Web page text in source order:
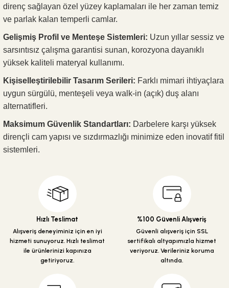
direnç sağlayan özel yüzey kaplamaları ile her zaman temiz
ve parlak kalan temperli camlar.
Gelişmiş Profil ve Menteşe Sistemleri: Uzun yıllar sessiz ve
sarsıntısız çalışma garantisi sunan, korozyona dayanıklı
yüksek kaliteli materyal kullanımı.
Kişiselleştirilebilir Tasarım Serileri: Farklı mimari ihtiyaçlara
uygun sürgülü, menteşeli veya walk-in (açık) duş alanı
alternatifleri.
Maksimum Güvenlik Standartları: Darbelere karşı yüksek
dirençli cam yapısı ve sızdırmazlığı minimize eden inovatif fitil
sistemleri.
Hızlı Teslimat
Alışveriş deneyiminiz için en iyi
hizmeti sunuyoruz. Hızlı teslimat
ile ürünlerinizi kapınıza
getiriyoruz.
%100 Güvenli Alışveriş
Güvenli alışveriş için SSL
sertifikalı altyapımızla hizmet
veriyoruz. Verileriniz koruma
altında.